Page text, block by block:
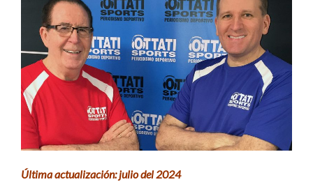
Última actualización: julio del 2024